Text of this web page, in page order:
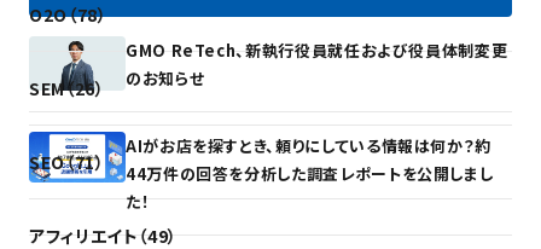
O2O（78）
SEM（26）
SEO（71）
アフィリエイト（49）
GMO ReTech、新執行役員就任および役員体制変更
のお知らせ
AIがお店を探すとき、頼りにしている情報は何か？約
44万件の回答を分析した調査レポートを公開しまし
た！